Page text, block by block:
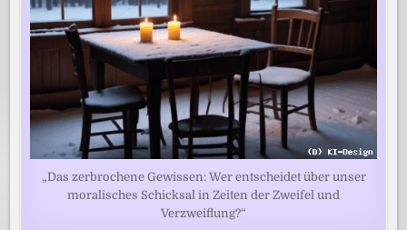
„Das zerbrochene Gewissen: Wer entscheidet über unser
moralisches Schicksal in Zeiten der Zweifel und
Verzweiflung?“